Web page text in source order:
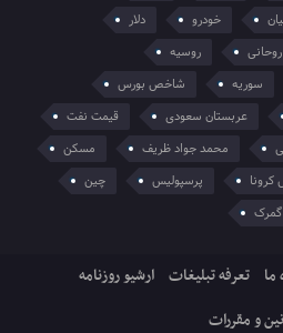
خودرو
دلار
روحانی
روسیه
سوریه
شاخص بورس
عربستان سعودی
قیمت نفت
محمد جواد ظریف
مسکن
پرسپولیس
چین
گمرک
ما تعرفه تبلیغات ارشیو روزنامه
و مقررات